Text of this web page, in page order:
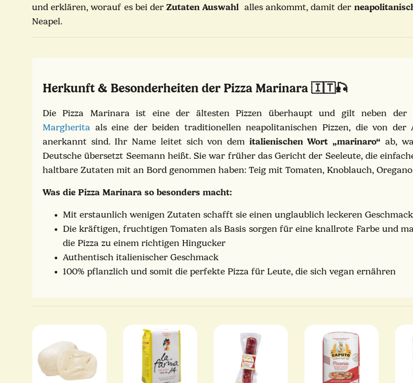
und erklären, worauf es bei derZutaten Auswahl alles ankommt, damit der
Neapel.
Herkunft & Besonderheiten der Pizza Marinara 🇮🇹🎣
Die Pizza Marinara ist eine der ältesten Pizzen überhaupt und gilt neben der
Margherita als eine der beiden traditionellen neapolitanischen Pizzen, die von der
anerkannt sind. Ihr Name leitet sich von dem italienischen Wort „marinaro“ ab,
Deutsche übersetzt Seemann heißt. Sie war früher das Gericht der Seeleute, die
haltbare Zutaten mit an Bord genommen haben: Teig mit Tomaten, Knoblauch,
Was die Pizza Marinara so besonders macht:
Mit erstaunlich wenigen Zutaten schafft sie einen unglaublich leckeren Geschmack
Die kräftigen, fruchtigen Tomaten als Basis sorgen für eine knallrote Farbe und
die Pizza zu einem richtigen Hingucker
Authentisch italienischer Geschmack
100% pflanzlich und somit die perfekte Pizza für Leute, die sich vegan ernähren